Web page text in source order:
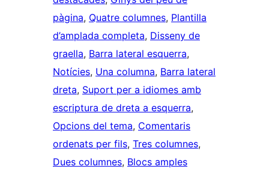
pàgina, Quatre columnes, Plantilla
d’amplada completa, Disseny de
graella, Barra lateral esquerra
Notícies, Una columna, Barra lateral
dreta, Suport per a idiomes amb
escriptura de dreta a esquerra
Opcions del tema, Comentaris
ordenats per fils, Tres columnes
Dues columnes, Blocs amples